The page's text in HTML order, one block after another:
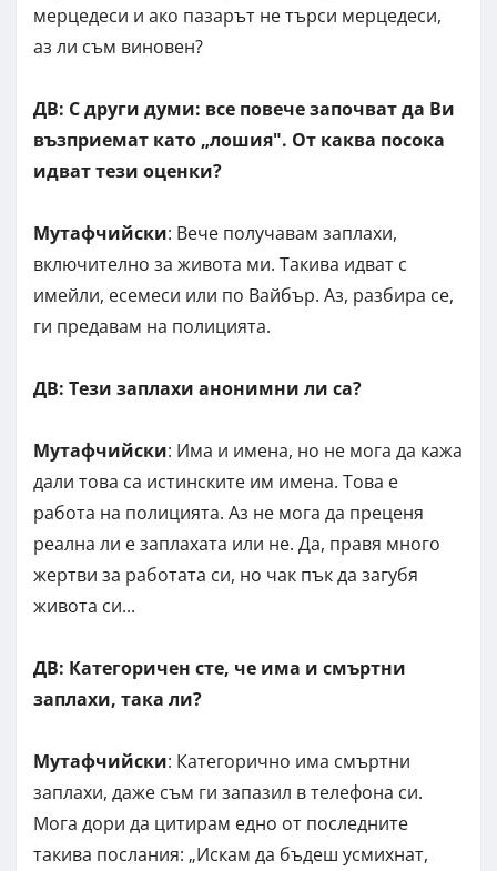
мерцедеси и ако пазарът не търси мерцедеси,
аз ли съм виновен?
ДВ: С други думи: все повече започват да Ви
възприемат като „лошия". От каква посока
идват тези оценки?
Мутафчийски: Вече получавам заплахи,
включително за живота ми. Такива идват с
имейли, есемеси или по Вайбър. Аз, разбира се,
ги предавам на полицията.
ДВ: Тези заплахи анонимни ли са?
Мутафчийски: Има и имена, но не мога да кажа
дали това са истинските им имена. Това е
работа на полицията. Аз не мога да преценя
реална ли е заплахата или не. Да, правя много
жертви за работата си, но чак пък да загубя
живота си...
ДВ: Категоричен сте, че има и смъртни
заплахи, така ли?
Мутафчийски: Категорично има смъртни
заплахи, даже съм ги запазил в телефона си.
Мога дори да цитирам едно от последните
такива послания: „Искам да бъдеш усмихнат,